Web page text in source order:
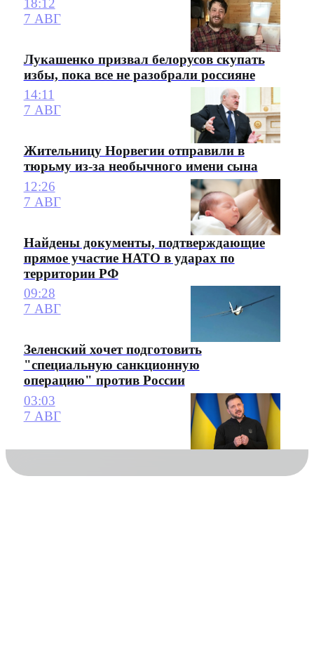
7 АВГ
Лукашенко призвал белорусов скупать
избы, пока все не разобрали россияне
14:11
7 АВГ
Жительницу Норвегии отправили в
тюрьму из-за необычного имени сына
12:26
7 АВГ
Найдены документы, подтверждающие
прямое участие НАТО в ударах по
территории РФ
09:28
7 АВГ
Зеленский хочет подготовить
"специальную санкционную
операцию" против России
03:03
7 АВГ